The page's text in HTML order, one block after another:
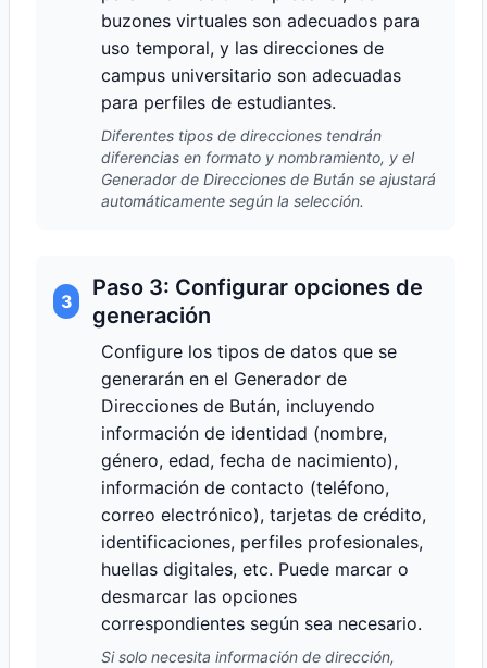
buzones virtuales son adecuados para
uso temporal, y las direcciones de
campus universitario son adecuadas
para perfiles de estudiantes.
Diferentes tipos de direcciones tendrán
diferencias en formato y nombramiento, y el
Generador de Direcciones de Bután se ajustará
automáticamente según la selección.
3
Paso 3: Configurar opciones de
generación
Configure los tipos de datos que se
generarán en el Generador de
Direcciones de Bután, incluyendo
información de identidad (nombre,
género, edad, fecha de nacimiento),
información de contacto (teléfono,
correo electrónico), tarjetas de crédito,
identificaciones, perfiles profesionales,
huellas digitales, etc. Puede marcar o
desmarcar las opciones
correspondientes según sea necesario.
Si solo necesita información de dirección,